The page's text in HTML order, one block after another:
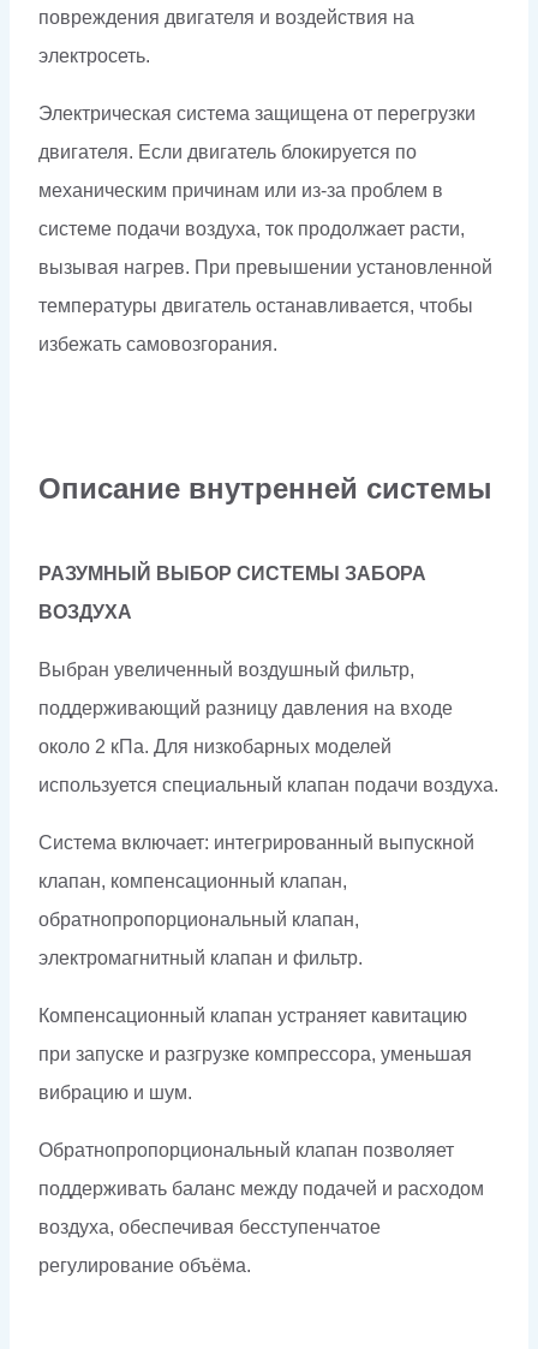
повреждения двигателя и воздействия на
электросеть.
Электрическая система защищена от перегрузки
двигателя. Если двигатель блокируется по
механическим причинам или из-за проблем в
системе подачи воздуха, ток продолжает расти,
вызывая нагрев. При превышении установленной
температуры двигатель останавливается, чтобы
избежать самовозгорания.
Описание внутренней системы
РАЗУМНЫЙ ВЫБОР СИСТЕМЫ ЗАБОРА
ВОЗДУХА
Выбран увеличенный воздушный фильтр,
поддерживающий разницу давления на входе
около 2 кПа. Для низкобарных моделей
используется специальный клапан подачи воздуха.
Система включает: интегрированный выпускной
клапан, компенсационный клапан,
обратнопропорциональный клапан,
электромагнитный клапан и фильтр.
Компенсационный клапан устраняет кавитацию
при запуске и разгрузке компрессора, уменьшая
вибрацию и шум.
Обратнопропорциональный клапан позволяет
поддерживать баланс между подачей и расходом
воздуха, обеспечивая бесступенчатое
регулирование объёма.